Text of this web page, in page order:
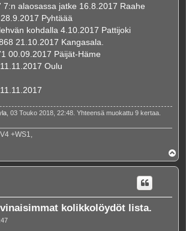
7:n alaosassa jatke 16.8.2017 Raahe
Pyhtäää
kohdalla 4.10.2017 Pattijoki
21.10.2017 Kangasala.
00.09.2017 Päijät-Häme
Oulu
, 03 Touko 2018, 22:48. Yhteensä muokattu 9 kertaa.
+WS1,
l
ö
kolikkolöydöt lista.